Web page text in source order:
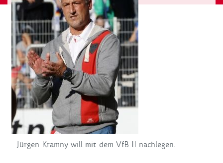
Jürgen Kramny will mit dem VfB II nachlegen.